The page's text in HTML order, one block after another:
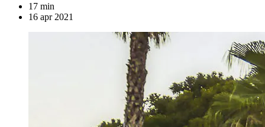
17 min
16 apr 2021